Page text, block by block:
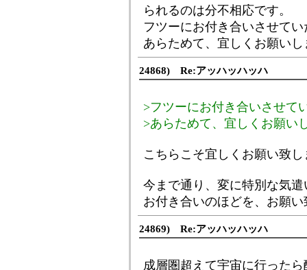
られるのは分不相応です。
フツーにお付き合いさせて
あらためて、宜しくお願いし
24868) Re:アッハッハッハ
>フツーにお付き合いさせて
>あらためて、宜しくお願い
こちらこそ宜しくお願い致し
今まで通り、変に特別な気
お付き合いのほどを、お願
24869) Re:アッハッハッハ
成層圏超えて宇宙に行った